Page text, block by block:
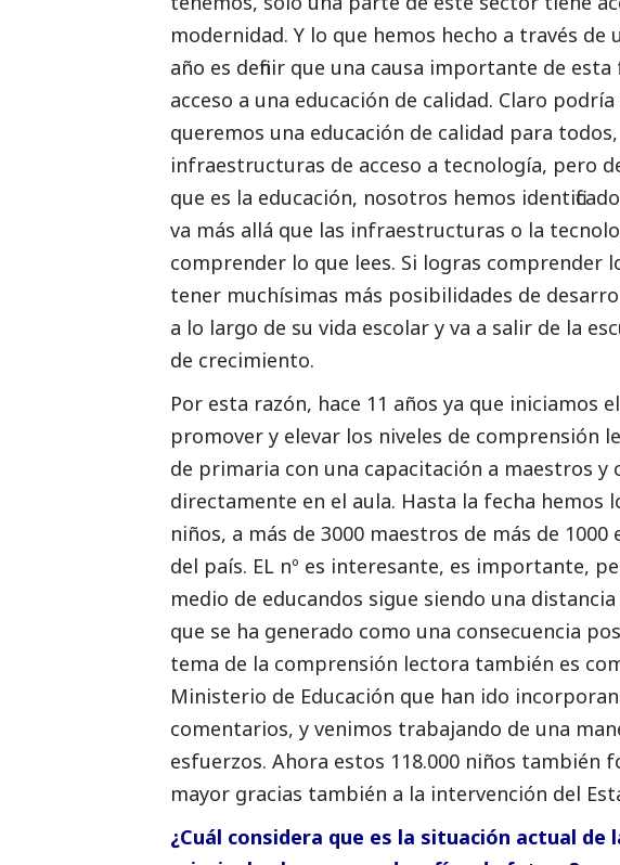
modernidad. Y lo que hemos hecho a través de
año es definir que una causa importante de
acceso a una educación de calidad. Claro
queremos una educación de calidad para
infraestructuras de acceso a tecnología, pero
que es la educación, nosotros hemos
va más allá que las infraestructuras o la
comprender lo que lees. Si logras comprender
tener muchísimas más posibilidades de
a lo largo de su vida escolar y va a salir de la
de crecimiento.
Por esta razón, hace 11 años ya que iniciamos
promover y elevar los niveles de comprensión
de primaria con una capacitación a maestros y
directamente en el aula. Hasta la fecha hemos
niños, a más de 3000 maestros de más de 1000
del país. EL nº es interesante, es importante,
medio de educandos sigue siendo una
que se ha generado como una consecuencia
tema de la comprensión lectora también es
Ministerio de Educación que han ido
comentarios, y venimos trabajando de una
esfuerzos. Ahora estos 118.000 niños también
mayor gracias también a la intervención del
¿Cuál considera que es la situación actual de